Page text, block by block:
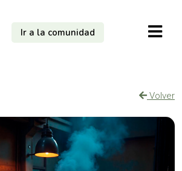
Ir a la comunidad
Volver